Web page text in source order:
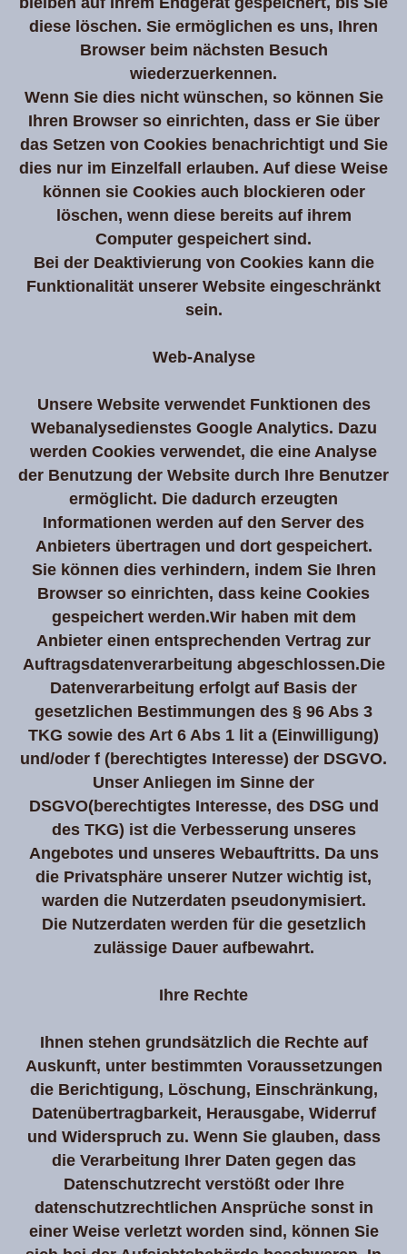
diese löschen. Sie ermöglichen es uns, Ihren
Browser beim nächsten Besuch
wiederzuerkennen.
Wenn Sie dies nicht wünschen, so können Sie
Ihren Browser so einrichten, dass er Sie über
das Setzen von Cookies benachrichtigt und Sie
dies nur im Einzelfall erlauben. Auf diese Weise
können sie Cookies auch blockieren oder
löschen, wenn diese bereits auf ihrem
Computer gespeichert sind.
Bei der Deaktivierung von Cookies kann die
Funktionalität unserer Website eingeschränkt
sein.
Web-Analyse
Unsere Website verwendet Funktionen des
Webanalysedienstes Google Analytics. Dazu
werden Cookies verwendet, die eine Analyse
der Benutzung der Website durch Ihre Benutzer
ermöglicht. Die dadurch erzeugten
Informationen werden auf den Server des
Anbieters übertragen und dort gespeichert.
Sie können dies verhindern, indem Sie Ihren
Browser so einrichten, dass keine Cookies
gespeichert werden.Wir haben mit dem
Anbieter einen entsprechenden Vertrag zur
Auftragsdatenverarbeitung abgeschlossen.Die
Datenverarbeitung erfolgt auf Basis der
gesetzlichen Bestimmungen des § 96 Abs 3
TKG sowie des Art 6 Abs 1 lit a (Einwilligung)
und/oder f (berechtigtes Interesse) der DSGVO.
Unser Anliegen im Sinne der
DSGVO(berechtigtes Interesse, des DSG und
des TKG) ist die Verbesserung unseres
Angebotes und unseres Webauftritts. Da uns
die Privatsphäre unserer Nutzer wichtig ist,
warden die Nutzerdaten pseudonymisiert.
Die Nutzerdaten werden für die gesetzlich
zulässige Dauer aufbewahrt.
Ihre Rechte
Ihnen stehen grundsätzlich die Rechte auf
Auskunft, unter bestimmten Voraussetzungen
die Berichtigung, Löschung, Einschränkung,
Datenübertragbarkeit, Herausgabe, Widerruf
und Widerspruch zu. Wenn Sie glauben, dass
die Verarbeitung Ihrer Daten gegen das
Datenschutzrecht verstößt oder Ihre
datenschutzrechtlichen Ansprüche sonst in
einer Weise verletzt worden sind, können Sie